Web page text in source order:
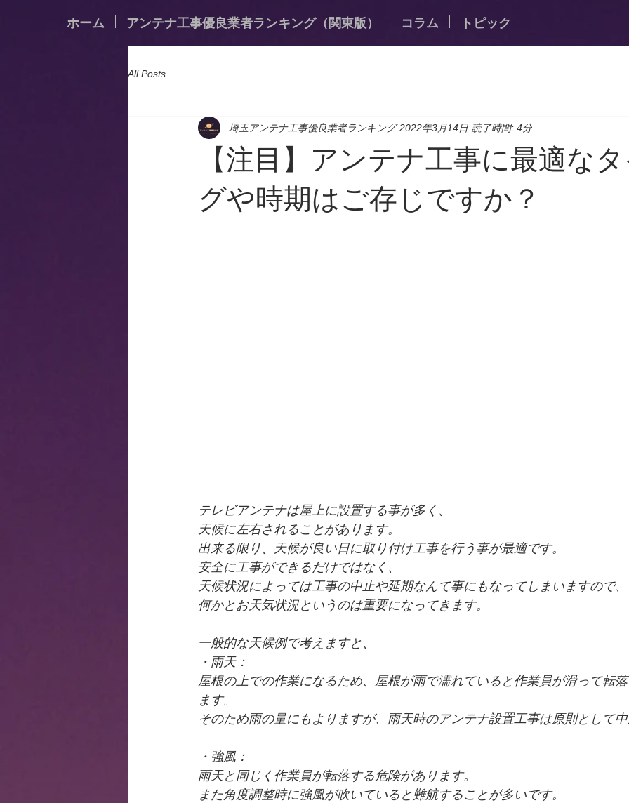
All Posts
【注目】アンテナ工事に最適な
グや時期はご存じですか？
埼玉アンテナ工事優良業者ランキング 2022年3月14日 読了時間: 4分
テレビアンテナは屋上に設置する事が多く、
天候に左右されることがあります。
出来る限り、天候が良い日に取り付け工事を行う事が最適です。
安全に工事ができるだけではなく、
天候状況によっては工事の中止や延期なんて事にもなってしまいますので、
何かとお天気状況というのは重要になってきます。
一般的な天候例で考えますと、
・雨天：
屋根の上での作業になるため、屋根が雨で濡れていると作業員が滑って転
ます。
そのため雨の量にもよりますが、雨天時のアンテナ設置工事は原則として
・強風：
雨天と同じく作業員が転落する危険があります。
また角度調整時に強風が吹いていると難航することが多いです。
ホーム アンテナ工事優良業者ランキング（関東版） コラム トピック